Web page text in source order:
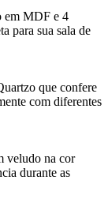
em MDF e 4
para sua sala de
que confere
com diferentes
veludo na cor
durante as